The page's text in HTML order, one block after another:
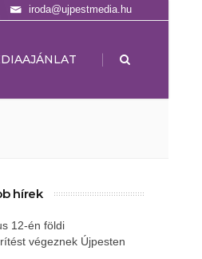
iroda@ujpestmedia.hu
|
hírek
12-én földi
végeznek Újpesten